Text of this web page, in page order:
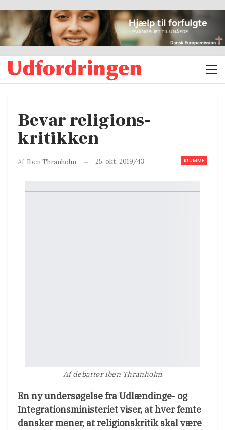
Bevar religions-
kritikken
KLUMME
Af Iben Thranholm 25. okt. 2019/43
Af debattør Iben Thranholm
En ny undersøgelse fra Udlændinge- og
Integrationsministeriet viser, at hver femte
danskermener, at religionskritik skal være